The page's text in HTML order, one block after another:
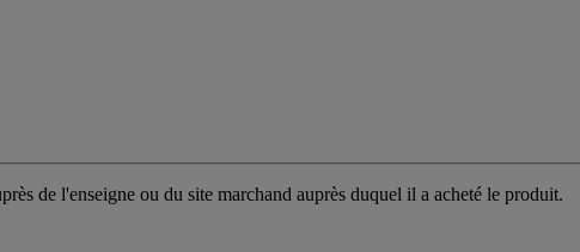
de l'enseigne ou du site marchand auprès duquel il a acheté le produit.